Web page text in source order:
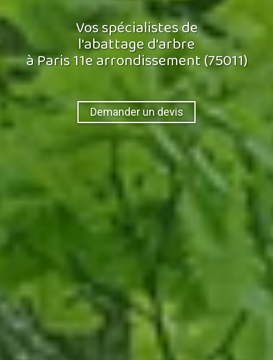
Vos spécialistes de
l'abattage d'arbre
à Paris 11e arrondissement (75011)
Demander un devis